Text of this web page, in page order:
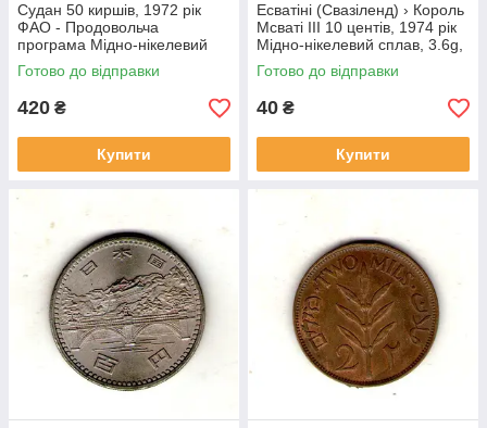
Судан 50 киршів, 1972 рік
ФАО - Продовольча
програма Мідно-нікелевий
сплав, 22.63g, ø 40mm
№4143
Готово до відправки
420 ₴
Купити
Есватіні (Свазіленд) › Король
Мсваті III 10 центів, 1974 рік
Мідно-нікелевий сплав, 3.6g,
ø 22mm №1814
Готово до відправки
40 ₴
Купити